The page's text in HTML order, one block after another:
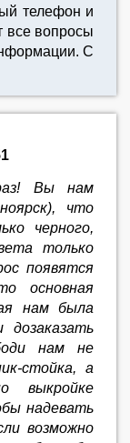
телефон и
все вопросы
С
Вы нам
что
черного,
только
появятся
основная
нам была
нам не
стойка, а
выкройке
надевать
возможно